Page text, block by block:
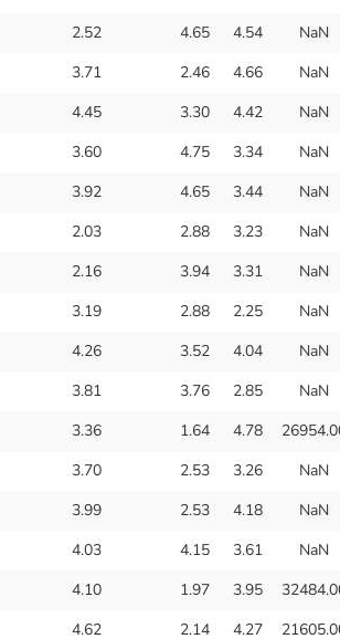
2.52 4.65 4.54
NaN
3.71 2.46 4.66
NaN
4.45 3.30 4.42
NaN
3.60 4.75 3.34
NaN
3.92 4.65 3.44
NaN
2.03 2.88 3.23
NaN
2.16 3.94 3.31
NaN
3.19 2.88 2.25
NaN
4.26 3.52 4.04
NaN
3.81 3.76 2.85
NaN
3.36 1.64 4.78
3.70 2.53 3.26
NaN
3.99 2.53 4.18
NaN
4.03 4.15 3.61
NaN
4.10 1.97 3.95
4.62 2.14 4.27